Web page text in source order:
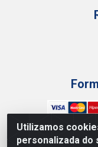
Utilizamos
personalizada do